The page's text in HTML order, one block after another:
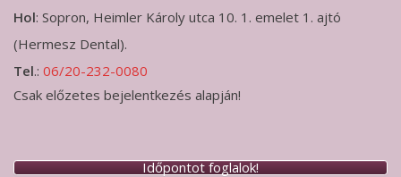
Hol: Sopron, Heimler Károly utca 10. 1. emelet 1. ajtó
(Hermesz Dental).
Tel.: 06/20-232-0080
Csak előzetes bejelentkezés alapján!
Időpontot foglalok!